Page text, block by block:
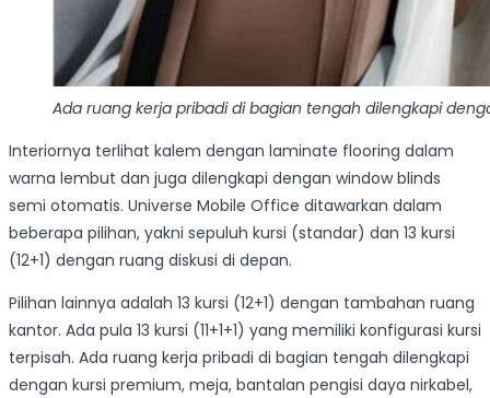
Ada ruang kerja pribadi di bagian tengah dilengkapi
Interiornya terlihat kalem dengan laminate flooring dalam
warna lembut dan juga dilengkapi dengan window blinds
semi otomatis. Universe Mobile Office ditawarkan dalam
beberapa pilihan, yakni sepuluh kursi (standar) dan 13 kursi
(12+1) dengan ruang diskusi di depan.
Pilihan lainnya adalah 13 kursi (12+1) dengan tambahan ruang
kantor. Ada pula 13 kursi (11+1+1) yang memiliki konfigurasi kursi
terpisah. Ada ruang kerja pribadi di bagian tengah dilengkapi
dengan kursi premium, meja, bantalan pengisi daya nirkabel,